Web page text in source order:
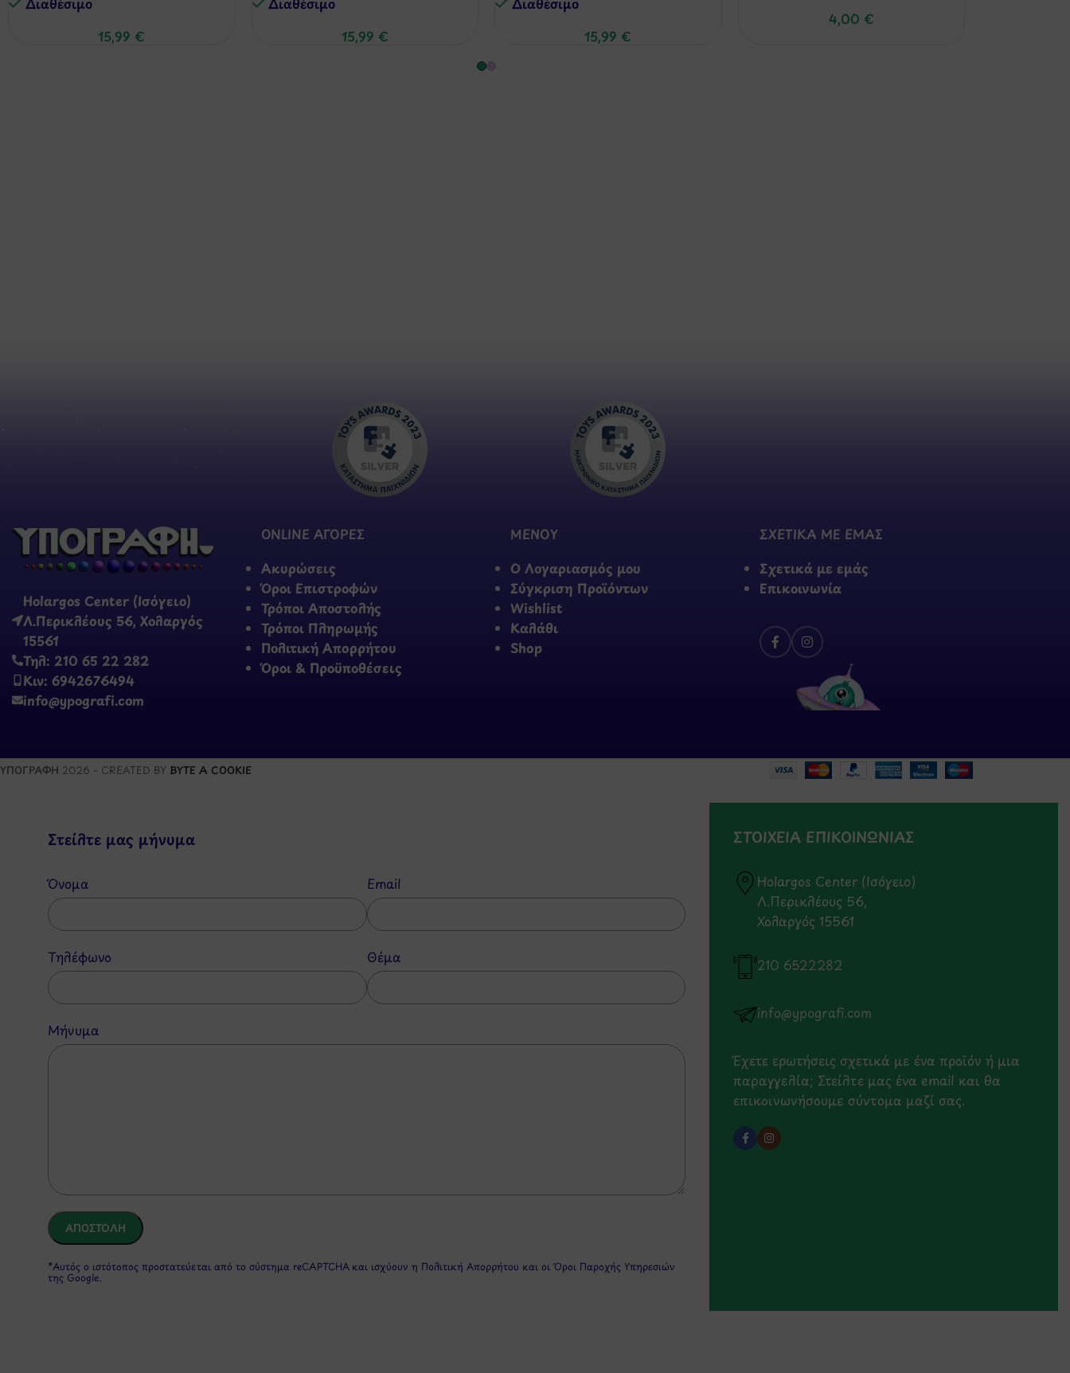
15,99€
15,99 €
15,99€
4,00 €
Holargos Center (Ισόγειο)
Λ.Περικλέους 56, Χολαργός
15561
Τηλ: 210 65 22 282
Κιν: 6942676494
info@ypografi.com
ONLINE ΑΓΟΡΕΣ
Ακυρώσεις
Όροι Επιστροφών
Τρόποι Αποστολής
Τρόποι Πληρωμής
Πολιτική Απορρήτου
Όροι & Προϋποθέσεις
ΜΕΝΟΥ
Ο Λογαριασμός μου
Σύγκριση Προϊόντων
Wishlist
Καλάθι
Shop
ΣΧΕΤΙΚΑ ΜΕ ΕΜΑΣ
Σχετικά με εμάς
Επικοινωνία
ΥΠΟΓΡΑΦΗ 2026 - CREATED BY BYTE A COOKIE
Στείλτε μας μήνυμα
Όνομα Email
Τηλέφωνο Θέμα
Μήνυμα
*Αυτός ο ιστότοπος προστατεύεται από το σύστημα reCAPTCHA και ισχύουν η Πολιτική Απορρήτου και οιΌροι Παροχής Υπηρεσιών
της Google.
ΣΤΟΙΧΕΙΑ ΕΠΙΚΟΙΝΩΝΙΑΣ
Holargos Center (Ισόγειο)
Λ.Περικλέους 56,
Χολαργός 15561
210 6522282
info@ypografi.com
Έχετε ερωτήσεις σχετικά με ένα προϊόν ή μια
παραγγελία; Στείλτε μας ένα email και θα
επικοινωνήσουμε σύντομα μαζί σας.